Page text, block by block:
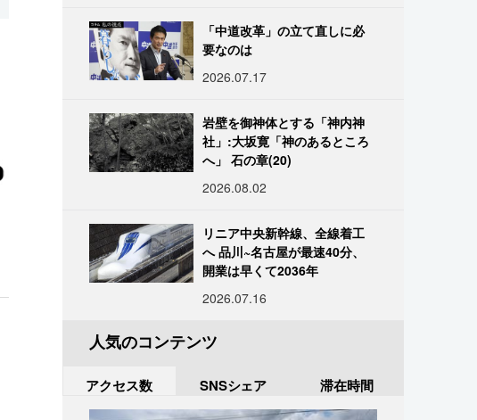
「中道改革」の立て直しに必
要なのは
2026.07.17
岩壁を御神体とする「神内神
社」:大坂寛「神のあるところ
へ」 石の章(20)
2026.08.02
リニア中央新幹線、全線着工
へ 品川~名古屋が最速40分、
開業は早くて2036年
2026.07.16
人気のコンテンツ
アクセス数 SNSシェア 滞在時間